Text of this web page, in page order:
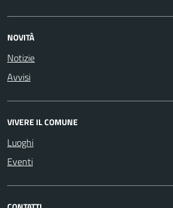
NOVITÀ
Notizie
Avvisi
VIVERE IL COMUNE
Luoghi
Eventi